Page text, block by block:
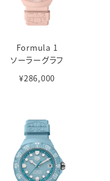
Formula 1
ソーラーグラフ
¥286,000